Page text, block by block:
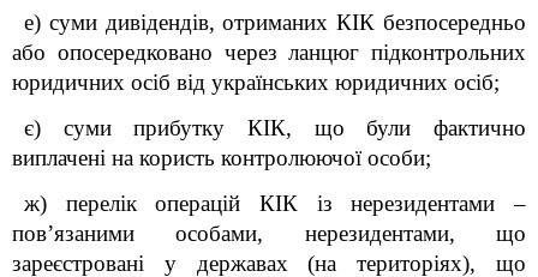
е) суми дивідендів, отриманих КІК безпосередньо
або опосередковано через ланцюг підконтрольних
юридичних осіб від українських юридичних осіб;
є) суми прибутку КІК, що були фактично
виплачені на користь контролюючої особи;
ж) перелік операцій КІК із нерезидентами –
пов’язаними особами, нерезидентами, що
зареєстровані у державах (на територіях), що